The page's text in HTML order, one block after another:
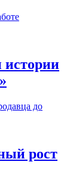
истории
рост